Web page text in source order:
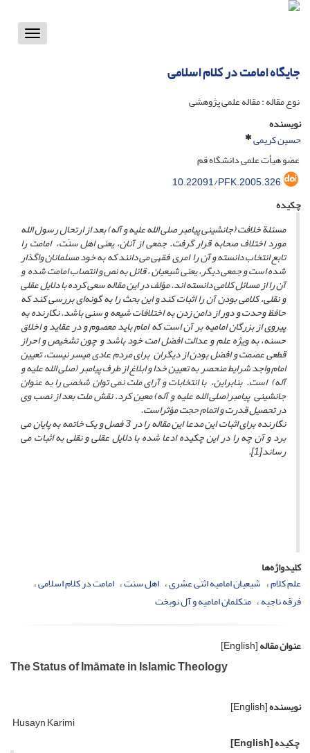
Toggle
جایگاه امامت در کلام اسلامی
نوع مقاله : مقاله علمی پژوهشی
نویسنده
حسین کریمی
عضو هیأت علمی دانشگاه قم
10.22091/PFK.2005.326
چکیده
مسئلة خلافت (جانشینی پیامبرصلی الله علیه و آله) بعد از ارتحال رسول الله
مورد اختلاف صحابه قرار گرفت. جمعی از آنان، یعنی اهل سنّت، امامت را
تابع انتخاب دانسته و آن را امری فقهی می دانند که به خود مسلمانان واگذار
شده است و جمعی دیگر، یعنی شیعیان ، قائل به نص و انتصاب امامت شده و
آن را از مسائل کلامی دانسته اند. مؤلف در این مقاله سعی کرده با دلایل عقلی
و نقلی، کلامی بودن آن را اثبات کند و این بحث را به گونه‌‌ای بررسی کند که
حافظ وحدت و دور از دامن زدن به اختلافات شیعه و سنی باشد. نگارنده به
پیروی از بزرگان امامیه بر آن است که امام باید معصوم و در عقاید و اخلاق
حسنه، به ویژه علم و عدالت افضل امت خود باشد و چون تشخیص و احراز
قطعی عصمت و افضل بودن از دیگران برای مردم عادی میسر نیست، تعیین
امام واجد شرایط منحصر به تعیین خدا و ابلاغ از طرف پیامبر(صلی الله علیه و
آله)است. بنابراین، با انتخابات و آرای ملت نمی توان شخصی را به عنوان
جانشینی پیامبر(صلی الله علیه و آله)معین کرد. نقش ملت بعد از نصب وی
در تحصیل قدرت و اتمام حجت مؤثراست.
نگارنده برای اثبات این مدعا این مقاله را در 3 فصل و یک خاتمه به پایان می
برد و آن چه را در این چکیده ادعا شده با دلایل عقلی و نقلی به اثبات می
رساند[1]
.
کلیدواژه‌ها
علم کلام شیعیان امامیه اثنی عشری اهل سنت امامت در کلام اسلامی
فرقه ناجیه متکلمان امامیه و آل نوبخت
عنوان مقاله[English]
The Status of Imāmate in Islamic Theology
نویسنده[English]
Husayn Karimi
چکیده[English]